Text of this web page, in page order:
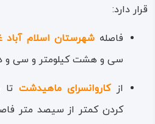
قرار دارد:
فاصله شهرستان اسلام‌
سی ‌و هشت کیلومتر و سی ‌و
ازکاروانسرای ماهیدشت
کردن کمتر از سیصد متر